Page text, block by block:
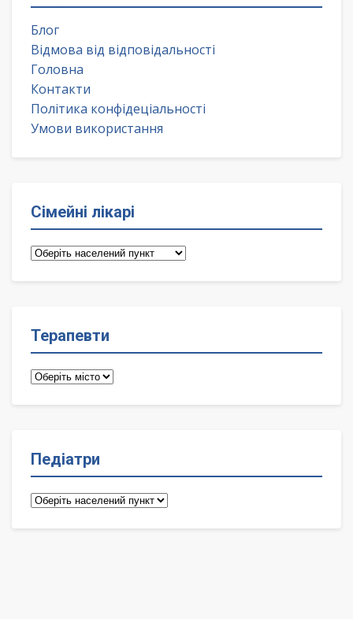
Блог
Відмова від відповідальності
Головна
Контакти
Політика конфідеціальності
Умови використання
Сімейні лікарі
Сімейні
Терапевти
Терапевти
Педіатри
Педіатри